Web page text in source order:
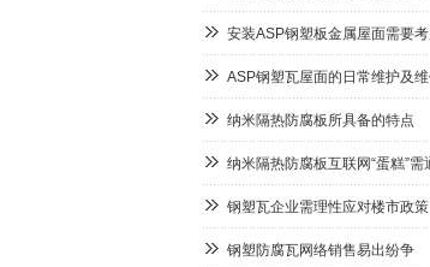
安装ASP钢塑板金属屋面需要
ASP钢塑瓦屋面的日常维护及
纳米隔热防腐板所具备的特点
纳米隔热防腐板互联网“蛋糕”
钢塑瓦企业需理性应对楼市政策
钢塑防腐瓦网络销售易出纷争